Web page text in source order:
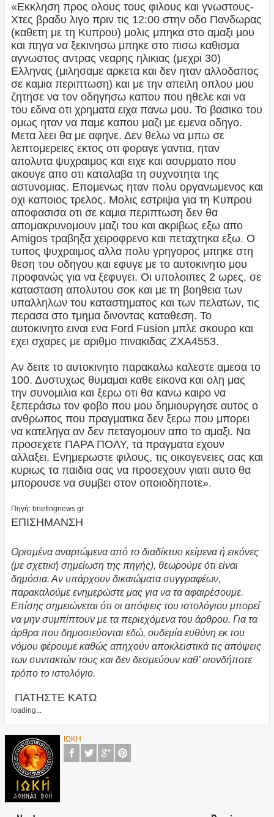
«Εκκληση προς ολους τους φιλους και γνωστους-
Χτες βραδυ λιγο πριν τις 12:00 στην οδο Πανδωρας
(καθετη με τη Κυπρου) μολις μπηκα στο αμαξι μου
και πηγα να ξεκινησω μπηκε στο πισω καθισμα
αγνωστος αντρας νεαρης ηλικιας (μεχρι 30)
Ελληνας (μιλησαμε αρκετα και δεν ηταν αλλοδαπος
σε καμια περιπτωση) και με την απειλη οπλου μου
ζητησε να τον οδηγησω καπου που ηθελε και να
του εδινα οτι χρηματα ειχα πανω μου. Το βασικο του
ομως ηταν να παμε καπου μαζι με εμενα οδηγο.
Μετα λεει θα με αφηνε. Δεν θελω να μπω σε
λεπτομερειες εκτος οτι φοραγε γαντια, ηταν
απολυτα ψυχραιμος και ειχε και ασυρματο που
ακουγε απο οτι καταλαβα τη συχνοτητα της
αστυνομιας. Επομενως ηταν πολυ οργανωμενος και
οχι καποιος τρελος. Μολις εστριψα για τη Κυπρου
αποφασισα οτι σε καμια περιπτωση δεν θα
απομακρυνομουν μαζι του και ακριβως εξω απο
Amigos τραβηξα χειροφρενο και πεταχτηκα εξω. Ο
τυπος ψυχραιμος αλλα πολυ γρηγορος μπηκε στη
θεση του οδηγου και εφυγε με το αυτοκινητο μου
προφανώς για να ξεφυγει. Οι υπολοιπες 2 ωρες, σε
κατασταση απολυτου σοκ και με τη βοηθεια των
υπαλληλων του καταστηματος και των πελατων, τις
περασα στο τμημα δινοντας καταθεση. Το
αυτοκινητο ειναι ενα Ford Fusion μπλε σκουρο και
εχει σχαρες με αριθμο πινακιδας ΖΧΑ4553.
Αν δειτε το αυτοκινητο παρακαλω καλεστε αμεσα το
100. Δυστυχως θυμαμαι καθε εικονα και ολη μας
την συνομιλια και ξερω οτι θα κανω καιρο να
ξεπεράσω τον φοβο που μου δημιουργησε αυτος ο
ανθρωπος που πραγματικα δεν ξερω που μπορει
να κατεληγα αν δεν πεταγομουν απο το αμαξι. Να
προσεχετε ΠΑΡΑ ΠΟΛΥ, τα πραγματα εχουν
αλλαξει. Ενημερωστε φιλους, τις οικογενειες σας και
κυριως τα παιδια σας να προσεχουν γιατι αυτο θα
μπορουσε να συμβει στον οποιοδηποτε».
Πηγή: briefingnews.gr
ΕΠΙΣΗΜΑΝΣΗ
Ορισμένα αναρτώμενα από το διαδίκτυο κείμενα ή εικόνες
(με σχετική σημείωση της πηγής), θεωρούμε ότι είναι
δημόσια. Αν υπάρχουν δικαιώματα συγγραφέων,
παρακαλούμε ενημερώστε μας για να τα αφαιρέσουμε.
Επίσης σημειώνεται ότι οι απόψεις του ιστολόγιου μπορεί
να μην συμπίπτουν με τα περιεχόμενα του άρθρου. Για τα
άρθρα που δημοσιεύονται εδώ, ουδεμία ευθύνη εκ του
νόμου φέρουμε καθώς απηχούν αποκλειστικά τις απόψεις
των συντακτών τους και δεν δεσμεύουν καθ’ οιονδήποτε
τρόπο το ιστολόγιο.
ΠΑΤΗΣΤΕ ΚΑΤΩ
loading...
ΙΩΚΗ